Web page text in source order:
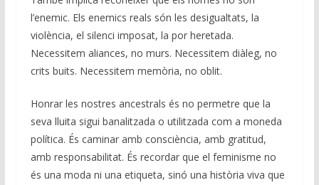
l’enemic. Els enemics reals són les desigualtats, la
violència, el silenci imposat, la por heretada.
Necessitem aliances, no murs. Necessitem diàleg, no
crits buits. Necessitem memòria, no oblit.
Honrar les nostres ancestrals és no permetre que la
seva lluita sigui banalitzada o utilitzada com a moneda
política. És caminar amb consciència, amb gratitud,
amb responsabilitat. És recordar que el feminisme no
és una moda ni una etiqueta, sinó una història viva que